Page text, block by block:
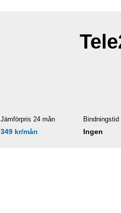
Jämförpris 24 mån
349 kr/mån
Bindningstid
Ingen